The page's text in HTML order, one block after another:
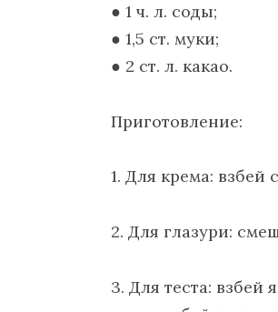
● 1 ч. л. соды;
● 1,5 ст. муки;
● 2 ст. л. какао.
Приготовление:
1. Для крема: взбей
2. Для глазури:
3. Для теста: взбей